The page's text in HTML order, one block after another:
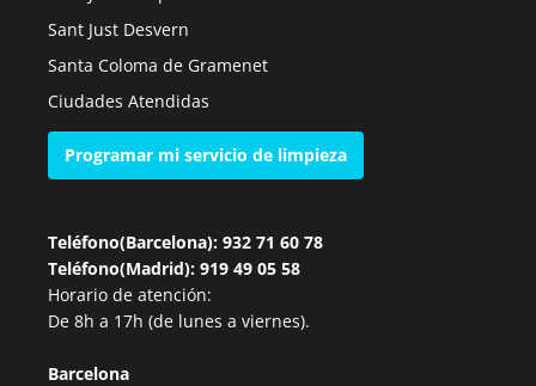
Sant Just Desvern
Santa Coloma de Gramenet
Ciudades Atendidas
Programar mi servicio de limpieza
Teléfono(Barcelona): 932 71 60 78
Teléfono(Madrid): 919 49 05 58
Horario de atención:
De 8h a 17h (de lunes a viernes).
Barcelona